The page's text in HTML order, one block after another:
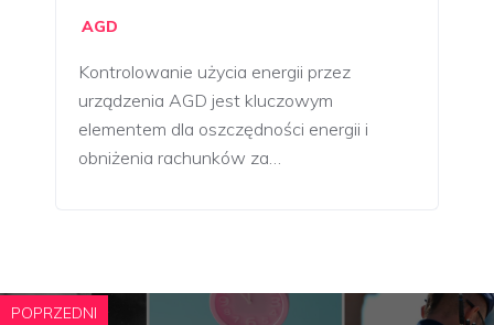
AGD
Kontrolowanie użycia energii przez
urządzenia AGD jest kluczowym
elementem dla oszczędności energii i
obniżenia rachunków za…
POPRZEDNI